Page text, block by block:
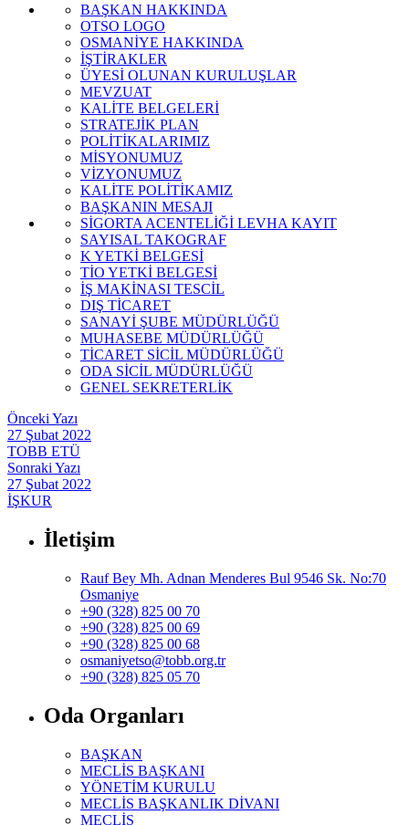
BAŞKAN HAKKINDA
OTSO LOGO
OSMANİYE HAKKINDA
İŞTİRAKLER
ÜYESİ OLUNAN KURULUŞLAR
MEVZUAT
KALİTE BELGELERİ
STRATEJİK PLAN
POLİTİKALARIMIZ
MİSYONUMUZ
VİZYONUMUZ
KALİTE POLİTİKAMIZ
BAŞKANIN MESAJI
SİGORTA ACENTELİĞİ LEVHA KAYIT
SAYISAL TAKOGRAF
K YETKİ BELGESİ
TİO YETKİ BELGESİ
İŞ MAKİNASI TESCİL
DIŞ TİCARET
SANAYİ ŞUBE MÜDÜRLÜĞÜ
MUHASEBE MÜDÜRLÜĞÜ
TİCARET SİCİL MÜDÜRLÜĞÜ
ODA SİCİL MÜDÜRLÜĞÜ
GENEL SEKRETERLİK
Önceki Yazı
27 Şubat 2022
TOBB ETÜ
Sonraki Yazı
27 Şubat 2022
İŞKUR
İletişim
Rauf Bey Mh. Adnan Menderes Bul 9546 Sk. No:70
Osmaniye
+90 (328) 825 00 70
+90 (328) 825 00 69
+90 (328) 825 00 68
osmaniyetso@tobb.org.tr
+90 (328) 825 05 70
Oda Organları
BAŞKAN
MECLİS BAŞKANI
YÖNETİM KURULU
MECLİS BAŞKANLIK DİVANI
MECLİS